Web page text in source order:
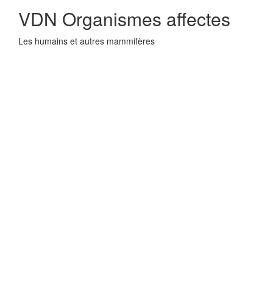
VDN Organismes affectes
Les humains et autres mammifères